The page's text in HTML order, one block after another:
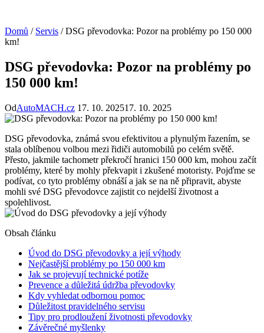
Domů / Servis / DSG převodovka: Pozor na problémy po 150 000
km!
DSG převodovka: Pozor na problémy po
150 000 km!
OdAutoMACH.cz 17. 10. 202517. 10. 2025
DSG převodovka, známá svou efektivitou a plynulým řazením, se
stala oblíbenou volbou mezi řidiči automobilů po celém světě.
Přesto, jakmile tachometr překročí hranici 150 000 km, mohou začít
problémy, které by mohly překvapit i zkušené motoristy. Pojďme se
podívat, co tyto problémy obnáší a jak se na ně připravit, abyste
mohli své DSG převodovce zajistit co nejdelší životnost a
spolehlivost.
Obsah článku
Úvod do DSG převodovky a její výhody
Nejčastější problémy po 150 000 km
Jak se projevují technické potíže
Prevence a důležitá údržba převodovky
Kdy vyhledat odbornou pomoc
Důležitost pravidelného servisu
Tipy pro prodloužení životnosti převodovky
Závěrečné myšlenky